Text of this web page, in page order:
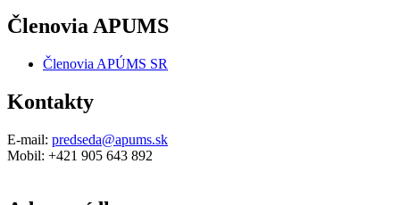
Členovia APUMS
Členovia APÚMS SR
Kontakty
E-mail: predseda@apums.sk
Mobil: +421 905 643 892